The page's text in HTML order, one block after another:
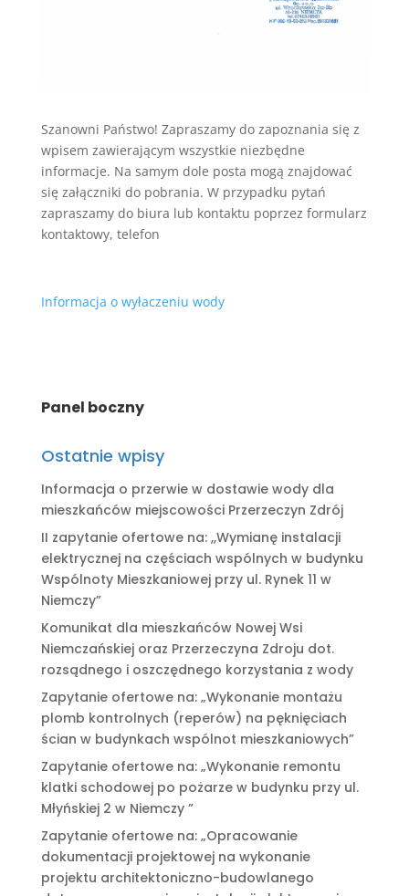
Szanowni Państwo! Zapraszamy do zapoznania się z
wpisem zawierającym wszystkie niezbędne
informacje. Na samym dole posta mogą znajdować
się załączniki do pobrania. W przypadku pytań
zapraszamy do biura lub kontaktu poprzez formularz
kontaktowy, telefon
Informacja o wyłaczeniu wody
Panel boczny
Ostatnie wpisy
Informacja o przerwie w dostawie wody dla
mieszkańców miejscowości Przerzeczyn Zdrój
II zapytanie ofertowe na: ,,Wymianę instalacji
elektrycznej na częściach wspólnych w budynku
Wspólnoty Mieszkaniowej przy ul. Rynek 11 w
Niemczy”
Komunikat dla mieszkańców Nowej Wsi
Niemczańskiej oraz Przerzeczyna Zdroju dot.
rozsądnego i oszczędnego korzystania z wody
Zapytanie ofertowe na: „Wykonanie montażu
plomb kontrolnych (reperów) na pęknięciach
ścian w budynkach wspólnot mieszkaniowych”
Zapytanie ofertowe na: „Wykonanie remontu
klatki schodowej po pożarze w budynku przy ul.
Młyńskiej 2 w Niemczy ”
Zapytanie ofertowe na: „Opracowanie
dokumentacji projektowej na wykonanie
projektu architektoniczno-budowlanego